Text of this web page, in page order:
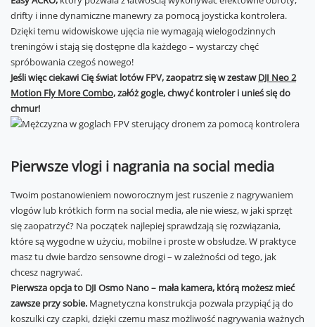
drifty i inne dynamiczne manewry za pomocą joysticka kontrolera.
Dzięki temu widowiskowe ujęcia nie wymagają wielogodzinnych
treningów i stają się dostępne dla każdego – wystarczy chęć
spróbowania czegoś nowego!
Jeśli więc ciekawi Cię świat lotów FPV, zaopatrz się w zestawDJI Neo 2
Motion Fly More Combo, załóż gogle, chwyć kontroler i unieś się do
chmur!
Pierwsze vlogi i nagrania na social media
Twoim postanowieniem noworocznym jest ruszenie z nagrywaniem
vlogów lub krótkich form na social media, ale nie wiesz, w jaki sprzęt
się zaopatrzyć? Na początek najlepiej sprawdzają się rozwiązania,
które są wygodne w użyciu, mobilne i proste w obsłudze. W praktyce
masz tu dwie bardzo sensowne drogi – w zależności od tego, jak
chcesz nagrywać.
Pierwsza opcja to DJI Osmo Nano – mała kamera, którą możesz mieć
zawsze przy sobie. Magnetyczna konstrukcja pozwala przypiąć ją do
koszulki czy czapki, dzięki czemu masz możliwość nagrywania ważnych